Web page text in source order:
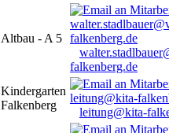
Altbau - A 5
falkenberg.de
Kindergarten
Falkenberg
leitung@kita-